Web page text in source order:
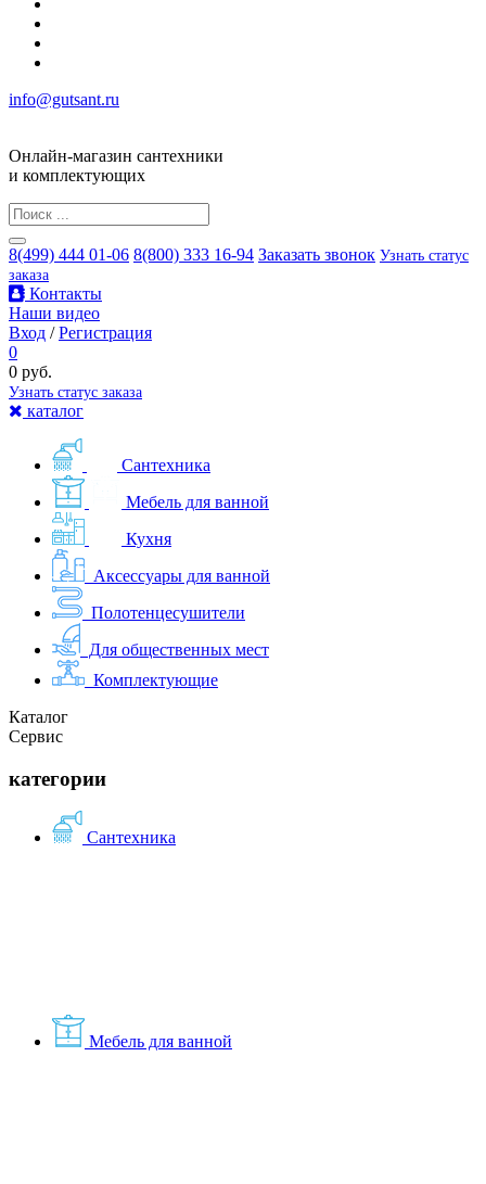
info@gutsant.ru
Онлайн-магазин сантехники
и комплектующих
8(499) 444 01-06 8(800) 333 16-94 Заказать звонок Узнать статус
заказа
Контакты
Наши видео
Вход /Регистрация
0
0 руб.
Узнать статус заказа
каталог
Сантехника
Мебель для ванной
Кухня
Аксессуары для ванной
Полотенцесушители
Для общественных мест
Комплектующие
Каталог
Сервис
категории
Сантехника
Мебель для ванной